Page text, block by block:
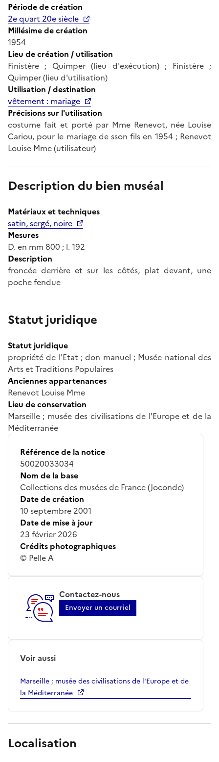
Période de création
2e quart 20e siècle
Millésime de création
1954
Lieu de création / utilisation
Finistère ; Quimper (lieu d'exécution) ; Finistère ;
Quimper (lieu d'utilisation)
Utilisation / destination
vêtement : mariage
Précisions sur l'utilisation
costume fait et porté par Mme Renevot, née Louise
Cariou, pour le mariage de sson fils en 1954 ; Renevot
Louise Mme (utilisateur)
Description du bien muséal
Matériaux et techniques
satin, sergé, noire
Mesures
D. en mm 800 ; l. 192
Description
froncée derrière et sur les côtés, plat devant, une
poche fendue
Statut juridique
Statut juridique
propriété de l'Etat ; don manuel ; Musée national des
Arts et Traditions Populaires
Anciennes appartenances
Renevot Louise Mme
Lieu de conservation
Marseille ; musée des civilisations de l'Europe et de la
Méditerranée
Référence de la notice
50020033034
Nom de la base
Collections des musées de France (Joconde)
Date de création
10 septembre 2001
Date de mise à jour
23 février 2026
Crédits photographiques
© Pelle A
Contactez-nous
Envoyer un courriel
Voir aussi
Marseille ; musée des civilisations de l'Europe et de
la Méditerranée
Localisation